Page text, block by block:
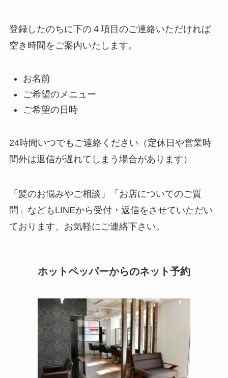
登録したのちに下の４項目のご連絡いただければ
空き時間をご案内いたします。
お名前
ご希望のメニュー
ご希望の日時
24時間いつでもご連絡ください（定休日や営業時
間外は返信が遅れてしまう場合があります）
「髪のお悩みやご相談」「お店についてのご質
問」などもLINEから受付・返信をさせていただい
ております、お気軽にご連絡下さい。
ホットペッパーからのネット予約